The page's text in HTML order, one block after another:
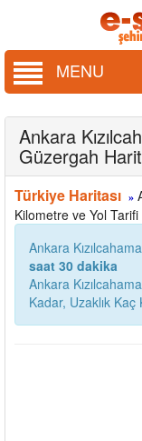
MENU
Ankara
Güzergah
Türkiye Haritası »
Kilometre ve Yol Tarifi
Ankara
saat 30 dakika
Ankara
Kadar, Uzaklık Kaç